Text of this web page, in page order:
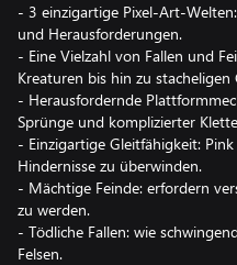
- 3 einzigartige Pixel-Art-
und Herausforderungen.
- Eine Vielzahl von Fallen und
Kreaturen bis hin zu stacheligen
- Herausfordernde
Sprünge und komplizierter
- Einzigartige Gleitfähigkeit:
Hindernisse zu überwinden.
- Mächtige Feinde: erfordern
zu werden.
- Tödliche Fallen: wie
Felsen.